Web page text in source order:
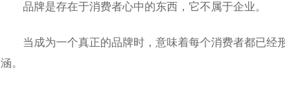
品牌是存在于消费者心中的东西，它不属于企业。
当成为一个真正的品牌时，意味着每个消费者都已
涵。